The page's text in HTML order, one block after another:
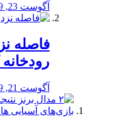
آگوست 23, 2019
️فاصله
آگوست 21, 2019